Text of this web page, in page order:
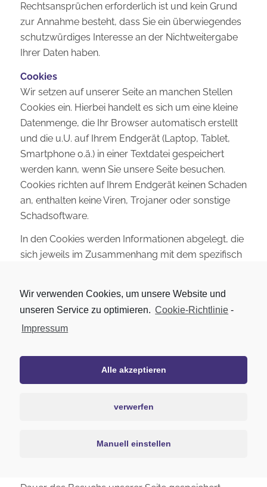
Wir verwenden Cookies, um unsere Website und
unseren Service zu optimieren. Cookie-Richtlinie -
Impressum
Alle akzeptieren
verwerfen
Manuell einstellen
Rechtsansprüchen erforderlich ist und kein Grund
zur Annahme besteht, dass Sie ein überwiegendes
schutzwürdiges Interesse an der Nichtweitergabe
Ihrer Daten haben.
Cookies
Wir setzen auf unserer Seite an manchen Stellen
Cookies ein. Hierbei handelt es sich um eine kleine
Datenmenge, die Ihr Browser automatisch erstellt
und die u.U. auf Ihrem Endgerät (Laptop, Tablet,
Smartphone o.ä.) in einer Textdatei gespeichert
werden kann, wenn Sie unsere Seite besuchen.
Cookies richten auf Ihrem Endgerät keinen Schaden
an, enthalten keine Viren, Trojaner oder sonstige
Schadsoftware.
In den Cookies werden Informationen abgelegt, die
sich jeweils im Zusammenhang mit dem spezifisch
Kenntnis von Ihrer Identität erhalten.
Unser Content-Management-System (WordPress)
um Funktionen wie das Einloggen in den
Administratoren-Bereich oder ggf. das Schreiben
und Posten von Kommentaren für registrierte
Besucher (wenn von uns freigeschaltet) zu
wiederzuerkennen.